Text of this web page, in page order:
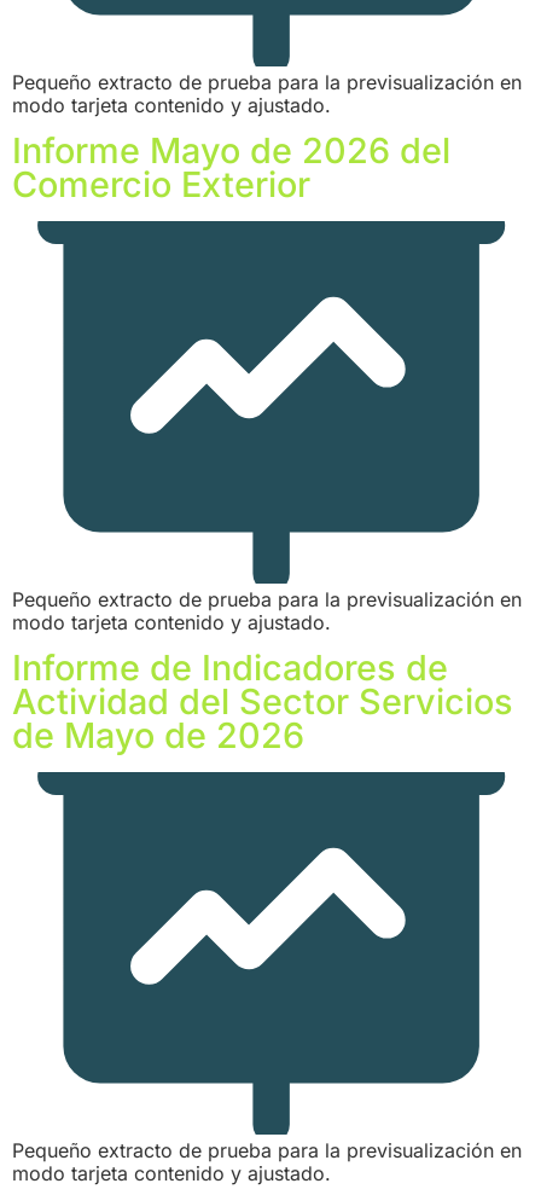
Pequeño extracto de prueba para la previsualización en
modo tarjeta contenido y ajustado.
Informe Mayo de 2026 del
Comercio Exterior
Pequeño extracto de prueba para la previsualización en
modo tarjeta contenido y ajustado.
Informe de Indicadores de
Actividad del Sector Servicios
de Mayo de 2026
Pequeño extracto de prueba para la previsualización en
modo tarjeta contenido y ajustado.